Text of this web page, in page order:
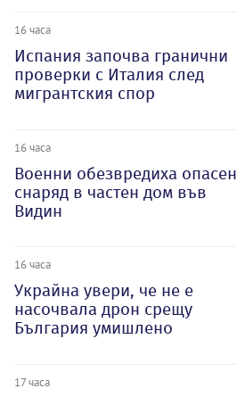
16 часа
Испания започва гранични
проверки с Италия след
мигрантския спор
16 часа
Военни обезвредиха опасен
снаряд в частен дом във
Видин
16 часа
Украйна увери, че не е
насочвала дрон срещу
България умишлено
17 часа